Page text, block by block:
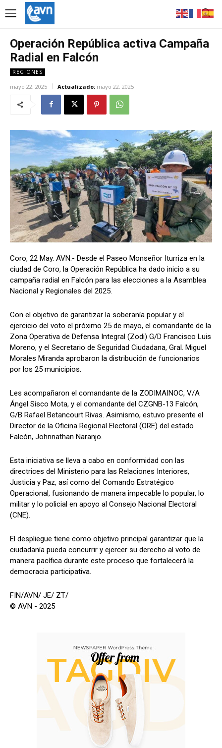
Operación República activa Campaña
Radial en Falcón
REGIONES
mayo 22, 2025 Actualizado: mayo 22, 2025
Coro, 22 May. AVN.- Desde el Paseo Monseñor Iturriza en la
ciudad de Coro, la Operación República ha dado inicio a su
campaña radial en Falcón para las elecciones a la Asamblea
Nacional y Regionales del 2025.
Con el objetivo de garantizar la soberanía popular y el
ejercicio del voto el próximo 25 de mayo, el comandante de la
Zona Operativa de Defensa Integral (Zodi) G/D Francisco Luis
Moreno, y el Secretario de Seguridad Ciudadana, Gral. Miguel
Morales Miranda aprobaron la distribución de funcionarios
por los 25 municipios.
Les acompañaron el comandante de la ZODIMAINOC, V/A
Ángel Sisco Mota, y el comandante del CZGNB-13 Falcón,
G/B Rafael Betancourt Rivas. Asimismo, estuvo presente el
Director de la Oficina Regional Electoral (ORE) del estado
Falcón, Johnnathan Naranjo.
Esta iniciativa se lleva a cabo en conformidad con las
directrices del Ministerio para las Relaciones Interiores,
Justicia y Paz, así como del Comando Estratégico
Operacional, fusionando de manera impecable lo popular, lo
militar y lo policial en apoyo al Consejo Nacional Electoral
(CNE).
El despliegue tiene como objetivo principal garantizar que la
ciudadanía pueda concurrir y ejercer su derecho al voto de
manera pacífica durante este proceso que fortalecerá la
democracia participativa.
FIN/AVN/ JE/ ZT/
© AVN - 2025